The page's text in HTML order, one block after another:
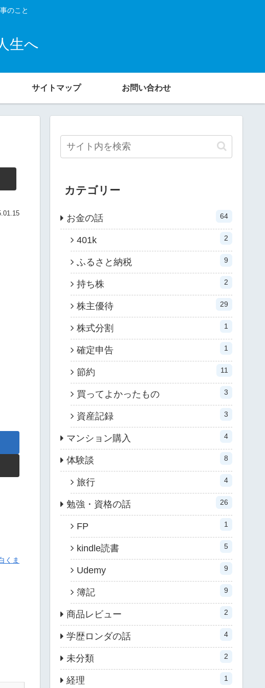
のこと
生へ
サイトマップ お問い合わせ
くま
カテゴリー
お金の話 64
401k 2
ふるさと納税 9
持ち株 2
株主優待 29
株式分割 1
確定申告 1
節約 11
買ってよかったもの 3
資産記録 3
マンション購入 4
体験談 8
旅行 4
勉強・資格の話 26
FP 1
kindle読書 5
Udemy 9
簿記 9
商品レビュー 2
学歴ロンダの話 4
未分類 2
経理 1